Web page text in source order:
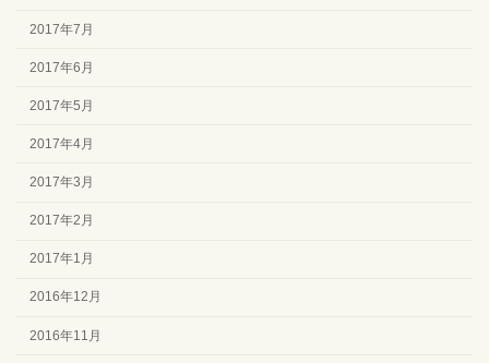
2017年7月
2017年6月
2017年5月
2017年4月
2017年3月
2017年2月
2017年1月
2016年12月
2016年11月